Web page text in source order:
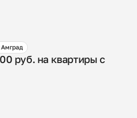
Амград
руб. на квартиры с